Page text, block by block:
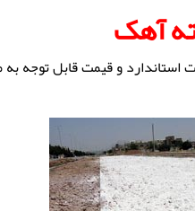
آهک
استاندارد و قیمت قابل توجه